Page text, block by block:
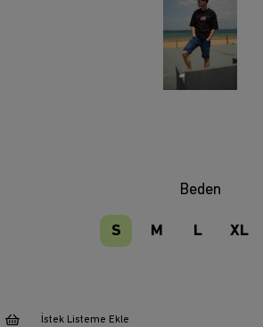
Beden
S M L XL
İstek Listeme Ekle